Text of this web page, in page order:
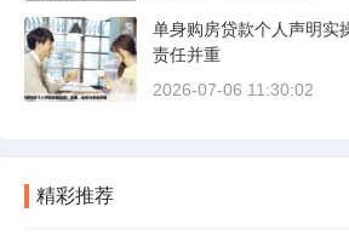
单身购房贷款个人声明实
责任并重
2026-07-06 11:30:02
精彩推荐